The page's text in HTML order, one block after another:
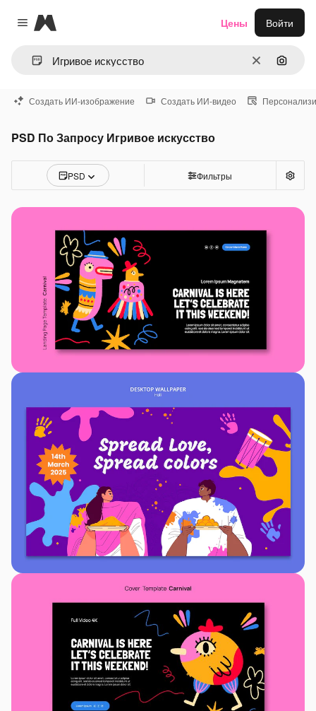
Close menu
Magnific
ОчиститьПоиск
Цены Войти
Создать ИИ-изображение Создать ИИ-видео
PSD По Запросу Игривое искусство
PSD Фильтры